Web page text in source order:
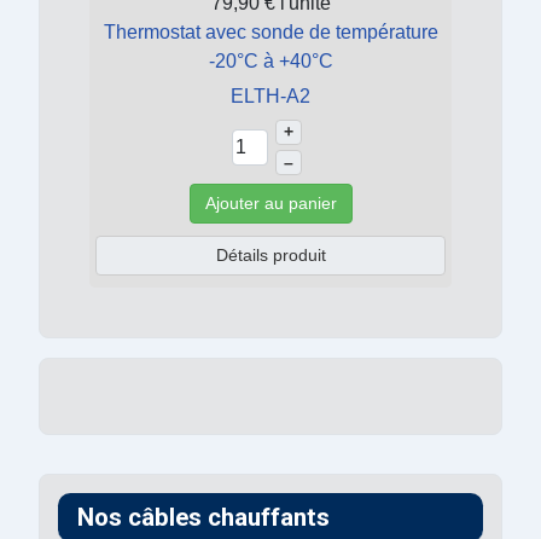
Nos câbles chauffants
Thermostat avec sonde de température
-20°C à +40°C
ELTH-A2
+
–
Ajouter au panier
Détails produit